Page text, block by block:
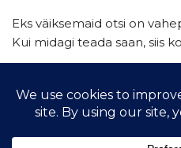
Eks väiksemaid otsi on
Kui midagi teada saan, siis